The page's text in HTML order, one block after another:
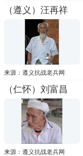
（遵义）汪再祥
来源：遵义抗战老兵网
（仁怀）刘富昌
来源：遵义抗战老兵网